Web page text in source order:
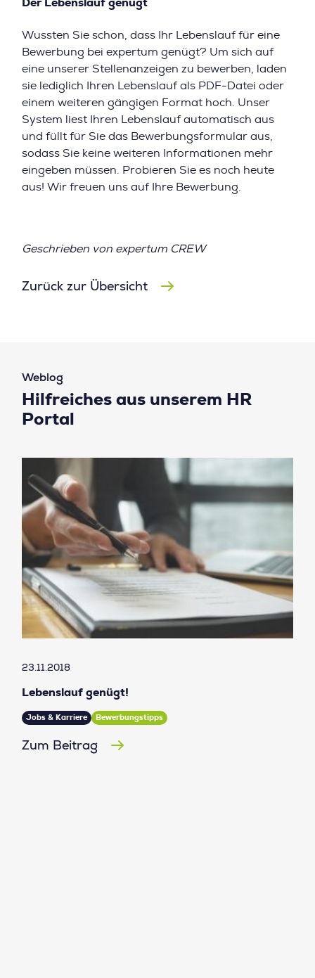
Der Lebenslauf genügt
Wussten Sie schon, dass Ihr Lebenslauf für eine
Bewerbung bei expertum genügt? Um sich auf
eine unserer Stellenanzeigen zu bewerben, laden
sie lediglich Ihren Lebenslauf als PDF-Datei oder
einem weiteren gängigen Format hoch. Unser
System liest Ihren Lebenslauf automatisch aus
und füllt für Sie das Bewerbungsformular aus,
sodass Sie keine weiteren Informationen mehr
eingeben müssen. Probieren Sie es noch heute
aus! Wir freuen uns auf Ihre Bewerbung.
Geschrieben von expertum CREW
Zurück zur Übersicht
Weblog
Hilfreiches aus unserem HR
Portal
23.11.2018
Lebenslauf genügt!
Jobs & Karriere Bewerbungstipps
Zum Beitrag